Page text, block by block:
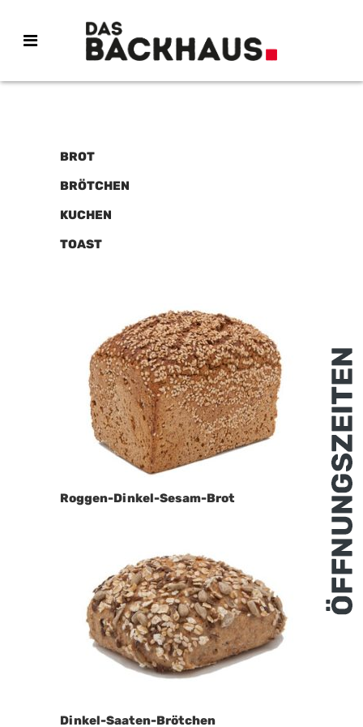
BROT
BRÖTCHEN
KUCHEN
TOAST
Roggen-Dinkel-Sesam-Brot
Dinkel-Saaten-Brötchen